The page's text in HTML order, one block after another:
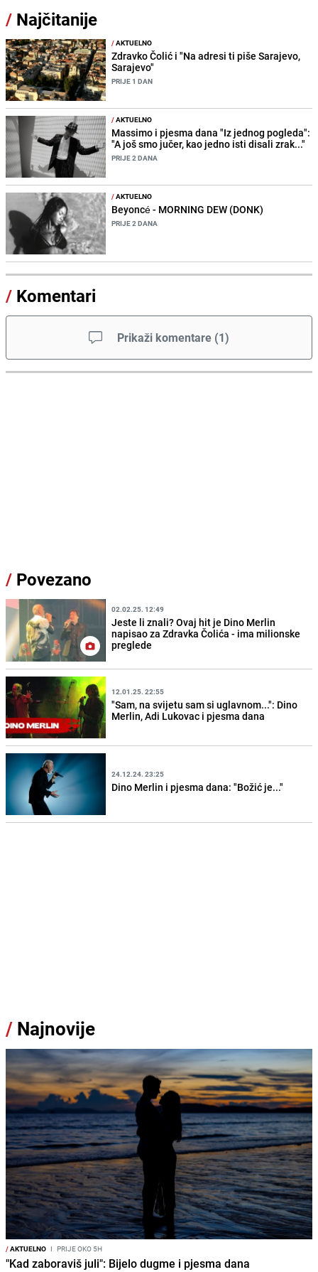
/ Najčitanije
/AKTUELNO
Zdravko Čolić i "Na adresi ti piše Sarajevo,
Sarajevo"
PRIJE 1 DAN
/AKTUELNO
Massimo i pjesma dana "Iz jednog pogleda":
"A još smo jučer, kao jedno isti disali zrak..."
PRIJE 2 DANA
/AKTUELNO
Beyoncé - MORNING DEW (DONK)
PRIJE 2 DANA
/ Komentari
Prikaži komentare (1)
/ Povezano
02.02.25. 12:49
Jeste li znali? Ovaj hit je Dino Merlin
napisao za Zdravka Čolića - ima milionske
preglede
12.01.25. 22:55
"Sam, na svijetu sam si uglavnom...": Dino
Merlin, Adi Lukovac i pjesma dana
24.12.24. 23:25
Dino Merlin i pjesma dana: "Božić je..."
/ Najnovije
/AKTUELNO I PRIJE OKO 5H
"Kad zaboraviš juli": Bijelo dugme i pjesma dana